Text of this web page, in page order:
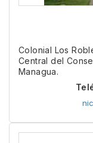
Colonial Los
Central del
Managua.